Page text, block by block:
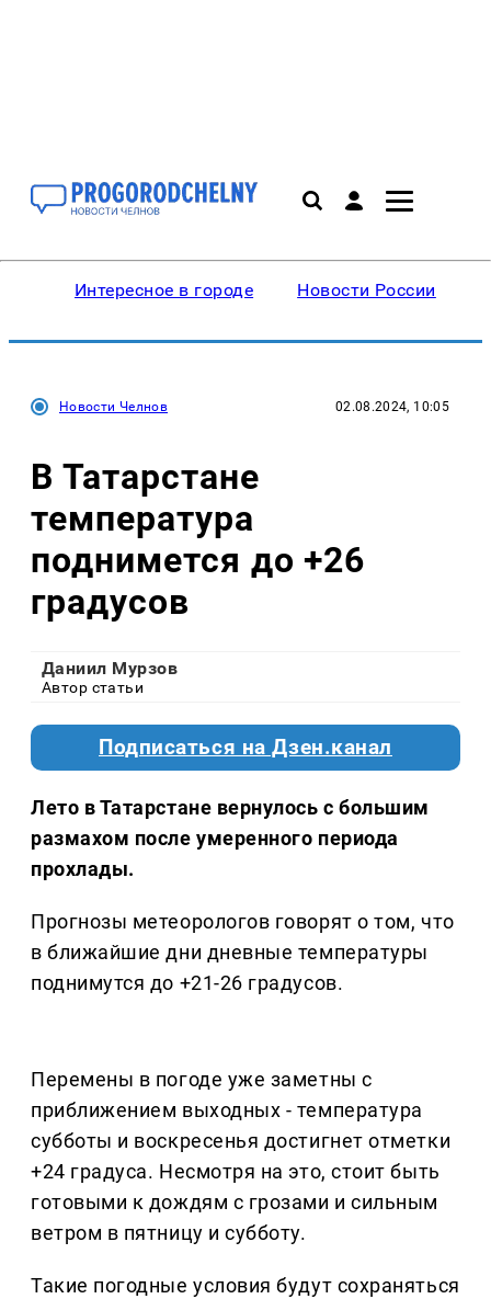
Интересное в городе Новости России
Новости Челнов 02.08.2024, 10:05
В Татарстане
температура
поднимется до +26
градусов
Даниил Мурзов
Автор статьи
Подписаться на Дзен.канал
Лето в Татарстане вернулось с большим
размахом после умеренного периода
прохлады.
Прогнозы метеорологов говорят о том, что
в ближайшие дни дневные температуры
поднимутся до +21-26 градусов.
Перемены в погоде уже заметны с
приближением выходных - температура
субботы и воскресенья достигнет отметки
+24 градуса. Несмотря на это, стоит быть
готовыми к дождям с грозами и сильным
ветром в пятницу и субботу.
Такие погодные условия будут сохраняться